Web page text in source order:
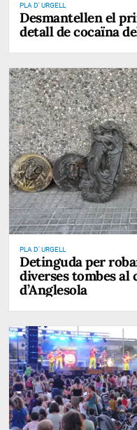
PLA D' URGELL
Desmantellen el
detall de cocaïna
PLA D' URGELL
Detinguda per
diverses tombes al
d’Anglesola